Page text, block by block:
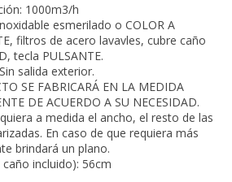
1000m3/h
esmerilado o COLOR A
filtros de acero lavavles, cubre caño
tecla PULSANTE.
salida exterior.
SE FABRICARÁ EN LA MEDIDA
DE ACUERDO A SU NECESIDAD.
a medida el ancho, el resto de las
En caso de que requiera más
brindará un plano.
incluido): 56cm